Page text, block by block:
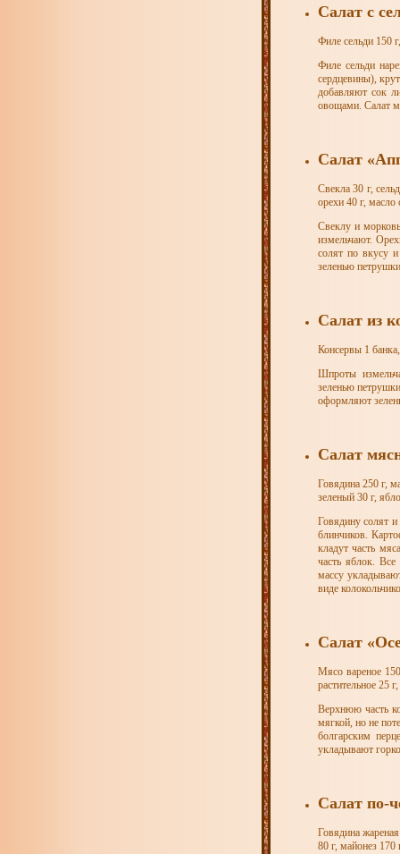
Салат с
Филе сельди 150
Филе сельди
сердцевины),
добавляют сок
овощами. Салат
Салат
Свекла 30 г,
орехи 40 г, масло
Свеклу и
измельчают.
солят по вкусу
зеленью
Салат из
Консервы 1
Шпроты
зеленью
оформляют
Салат
Говядина 250 г,
зеленый 30 г,
Говядину солят
блинчиков.
кладут часть
часть яблок.
массу
виде
Салат
Мясо вареное
растительное 25
Верхнюю часть
мягкой, но не
болгарским
укладывают
Салат по-
Говядина
80 г, майонез